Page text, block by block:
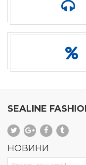
SEALINE
НОВИНИ
Sign Up for Our Newsletter: